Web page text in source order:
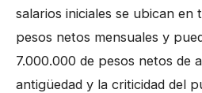
salarios iniciales se ubican
pesos netos mensuales y
7.000.000 de pesos netos de
antigüedad y la criticidad del